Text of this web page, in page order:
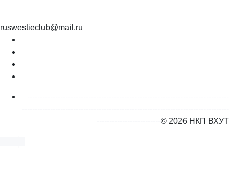
ruswestieclub@mail.ru
© 2026 НКП ВХУТ